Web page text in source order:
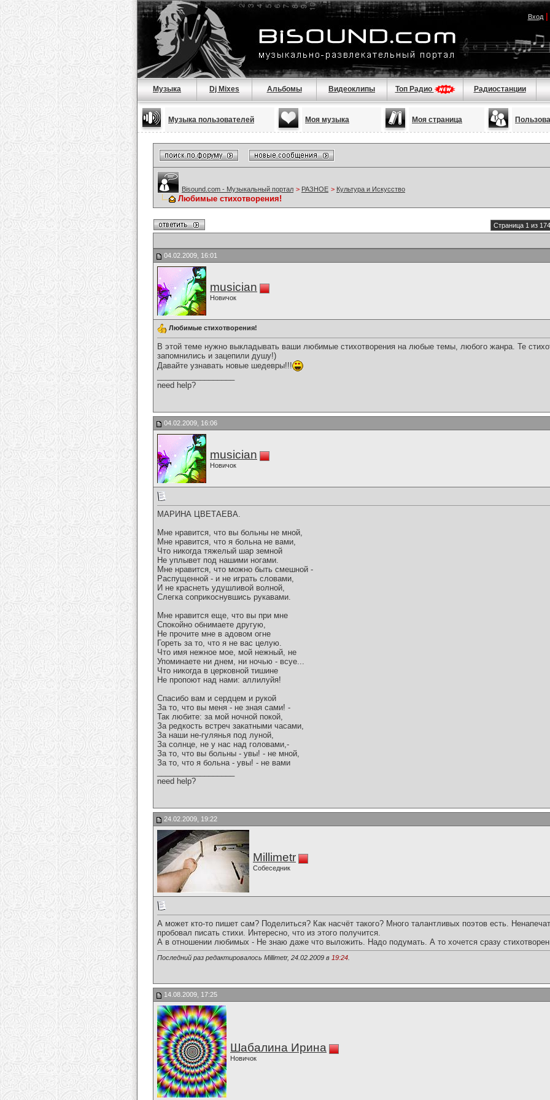
Вход|
Музыка Dj Mixes Альбомы Видеоклипы Топ Радио Радиостанции
Музыка пользователей Моя музыка Моя страница
Bisound.com - Музыкальный портал > РАЗНОЕ > Культура и Искусство
Любимые стихотворения!
Страница 1 из 174
04.02.2009, 16:01
musician
Новичок
Любимые стихотворения!
В этой теме нужно выкладывать ваши любимые стихотворения на любые темы, любого жанра. Те
запомнились и зацепили душу!)
Давайте узнавать новые шедевры!!!
need help?
04.02.2009, 16:06
musician
Новичок
МАРИНА ЦВЕТАЕВА.
Мне нравится, что вы больны не мной,
Мне нравится, что я больна не вами,
Что никогда тяжелый шар земной
Не уплывет под нашими ногами.
Мне нравится, что можно быть смешной -
Распущенной - и не играть словами,
И не краснеть удушливой волной,
Слегка соприкоснувшись рукавами.
Мне нравится еще, что вы при мне
Спокойно обнимаете другую,
Не прочите мне в адовом огне
Гореть за то, что я не вас целую.
Что имя нежное мое, мой нежный, не
Упоминаете ни днем, ни ночью - всуе...
Что никогда в церковной тишине
Не пропоют над нами: аллилуйя!
Спасибо вам и сердцем и рукой
За то, что вы меня - не зная сами! -
Так любите: за мой ночной покой,
За редкость встреч закатными часами,
За наши не-гулянья под луной,
За солнце, не у нас над головами,-
За то, что вы больны - увы! - не мной,
За то, что я больна - увы! - не вами
need help?
24.02.2009, 19:22
Millimetr
Собеседник
А может кто-то пишет сам? Поделиться? Как насчёт такого? Много талантливых поэтов есть.
пробовал писать стихи. Интересно, что из этого получится.
А в отношении любимых - Не знаю даже что выложить. Надо подумать. А то хочется сразу
Последний раз редактировалось Millimetr, 24.02.2009 в 19:24
14.08.2009, 17:25
Шабалина Ирина
Новичок